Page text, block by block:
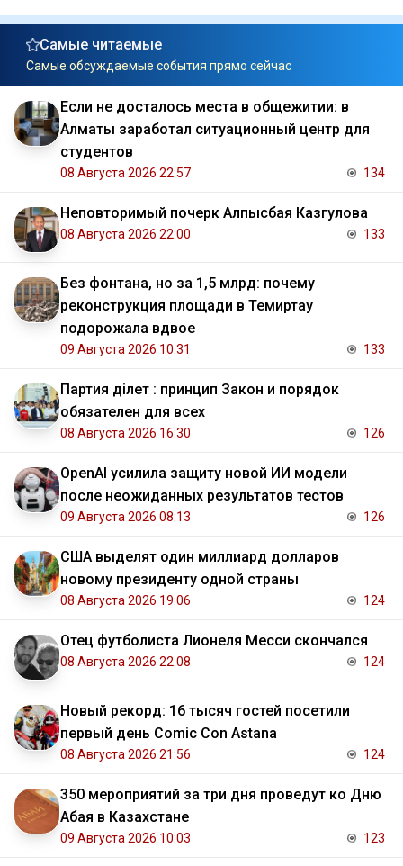
Самые читаемые
Самые обсуждаемые события прямо сейчас
Если не досталось места в общежитии: в
Алматы заработал ситуационный центр для
студентов
08 Августа 2026 22:57 134
Неповторимый почерк Алпысбая Казгулова
08 Августа 2026 22:00 133
Без фонтана, но за 1,5 млрд: почему
реконструкция площади в Темиртау
подорожала вдвое
09 Августа 2026 10:31 133
Партия Әділет : принцип Закон и порядок
обязателен для всех
08 Августа 2026 16:30 126
OpenAI усилила защиту новой ИИ модели
после неожиданных результатов тестов
09 Августа 2026 08:13 126
США выделят один миллиард долларов
новому президенту одной страны
08 Августа 2026 19:06 124
Отец футболиста Лионеля Месси скончался
08 Августа 2026 22:08 124
Новый рекорд: 16 тысяч гостей посетили
первый день Comic Con Astana
08 Августа 2026 21:56 124
350 мероприятий за три дня проведут ко Дню
Абая в Казахстане
09 Августа 2026 10:03 123